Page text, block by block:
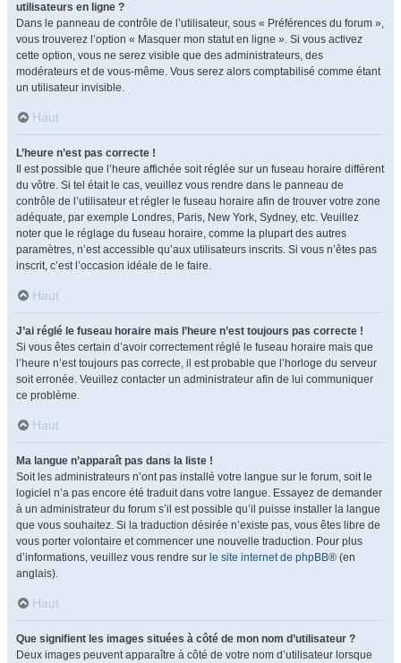
utilisateurs en ligne ?
Dans le panneau de contrôle de l’utilisateur, sous « Préférences du forum »,
vous trouverez l’option « Masquer mon statut en ligne ». Si vous activez
cette option, vous ne serez visible que des administrateurs, des
modérateurs et de vous-même. Vous serez alors comptabilisé comme étant
un utilisateur invisible.
Haut
L’heure n’est pas correcte !
Il est possible que l’heure affichée soit réglée sur un fuseau horaire différent
du vôtre. Si tel était le cas, veuillez vous rendre dans le panneau de
contrôle de l’utilisateur et régler le fuseau horaire afin de trouver votre zone
adéquate, par exemple Londres, Paris, New York, Sydney, etc. Veuillez
noter que le réglage du fuseau horaire, comme la plupart des autres
paramètres, n’est accessible qu’aux utilisateurs inscrits. Si vous n’êtes pas
inscrit, c’est l’occasion idéale de le faire.
Haut
J’ai réglé le fuseau horaire mais l’heure n’est toujours pas correcte !
Si vous êtes certain d’avoir correctement réglé le fuseau horaire mais que
l’heure n’est toujours pas correcte, il est probable que l’horloge du serveur
soit erronée. Veuillez contacter un administrateur afin de lui communiquer
ce problème.
Haut
Ma langue n’apparaît pas dans la liste !
Soit les administrateurs n’ont pas installé votre langue sur le forum, soit le
logiciel n’a pas encore été traduit dans votre langue. Essayez de demander
à un administrateur du forum s’il est possible qu’il puisse installer la langue
que vous souhaitez. Si la traduction désirée n’existe pas, vous êtes libre de
vous porter volontaire et commencer une nouvelle traduction. Pour plus
d’informations, veuillez vous rendre sur le site internet de phpBB® (en
anglais).
Haut
Que signifient les images situées à côté de mon nom d’utilisateur ?
Deux images peuvent apparaître à côté de votre nom d’utilisateur lorsque